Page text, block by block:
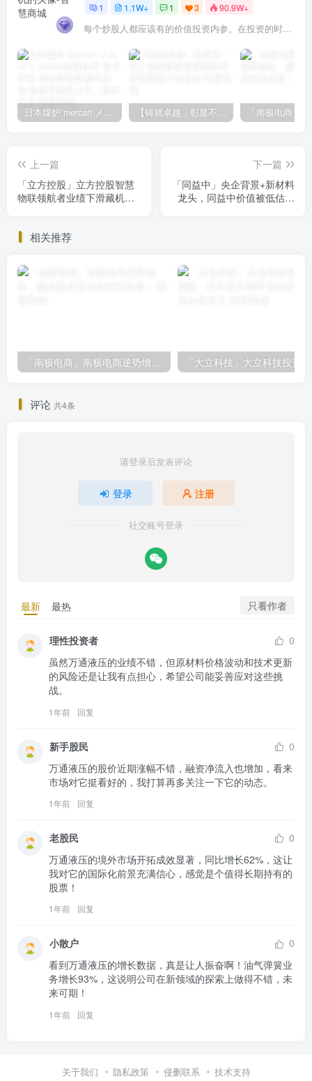
1 1.1W+ 1 3 90.9W+
每个炒股人都应该有的价值投资内参。在投资的时候，我们把自己看成是企业分析师——而不是市场分析师，也不是宏观经济分析师，更不是证券分析师。
日本煤炉 mercari メルカリ cookie提取技术 安卓 苹果 雷电模拟器都可提取,指纹浏览器上号。技术支持 【铸就卓越，彰显不凡】顶级财富管理机构专属官网设计与咨询
上一篇
「立方控股」立方控股智慧
物联领航者业绩下滑藏机遇
下一篇
「同益中」央企背景+新材料
龙头，同益中价值被低估，
相关推荐
「南极电商」南极电商逆势增长，股价飙升背后的秘密武器！
评论 共4条
请登录后发表评论
登录 注册
社交账号登录
最新 最热 只看作者
理性投资者
0
虽然万通液压的业绩不错，但原材料价格波动和技术更新
的风险还是让我有点担心，希望公司能妥善应对这些挑
战。
1年前 回复
新手股民
0
万通液压的股价近期涨幅不错，融资净流入也增加，看来
市场对它挺看好的，我打算再多关注一下它的动态。
1年前 回复
老股民
0
万通液压的境外市场开拓成效显著，同比增长62%，这让
我对它的国际化前景充满信心，感觉是个值得长期持有的
股票！
1年前 回复
小散户
0
看到万通液压的增长数据，真是让人振奋啊！油气弹簧业
务增长93%，这说明公司在新领域的探索上做得不错，未
来可期！
1年前 回复
关于我们 隐私政策 侵删联系 技术支持